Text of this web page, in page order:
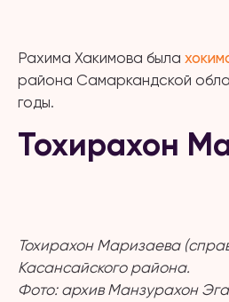
Рахима Хакимова была
района Самаркандской
годы.
Тохирахон
Тохирахон Маризаева
Касансайского района.
Фото: архив Манзурахон